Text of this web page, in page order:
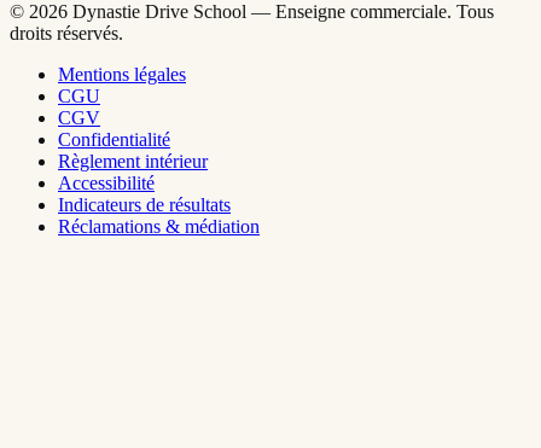
© 2026 Dynastie Drive School — Enseigne commerciale. Tous
droits réservés.
Mentions légales
CGU
CGV
Confidentialité
Règlement intérieur
Accessibilité
Indicateurs de résultats
Réclamations & médiation